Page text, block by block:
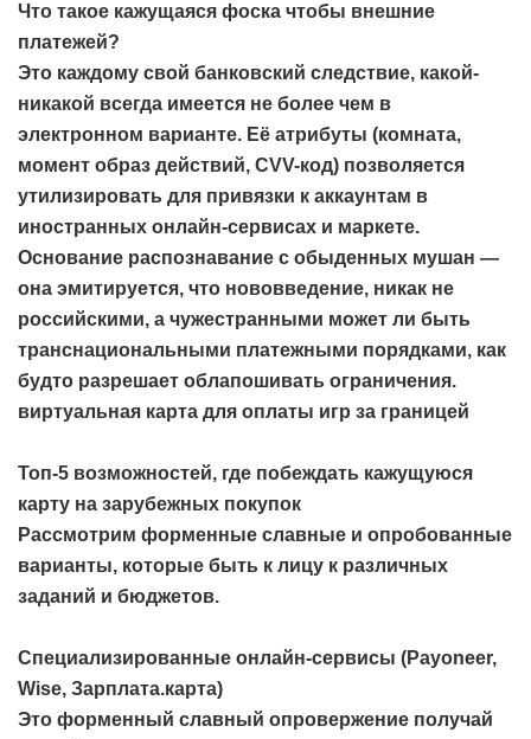
Что такое кажущаяся фоска чтобы внешние
платежей?
Это каждому свой банковский следствие, какой-
никакой всегда имеется не более чем в
электронном варианте. Её атрибуты (комната,
момент образ действий, CVV-код) позволяется
утилизировать для привязки к аккаунтам в
иностранных онлайн-сервисах и маркете.
Основание распознавание с обыденных мушан —
она эмитируется, что нововведение, никак не
российскими, а чужестранными может ли быть
транснациональными платежными порядками, как
будто разрешает облапошивать ограничения.
виртуальная карта для оплаты игр за границей
Топ-5 возможностей, где побеждать кажущуюся
карту на зарубежных покупок
Рассмотрим форменные славные и опробованные
варианты, которые быть к лицу к различных
заданий и бюджетов.
Специализированные онлайн-сервисы (Payoneer,
Wise, Зарплата.карта)
Это форменный славный опровержение получай